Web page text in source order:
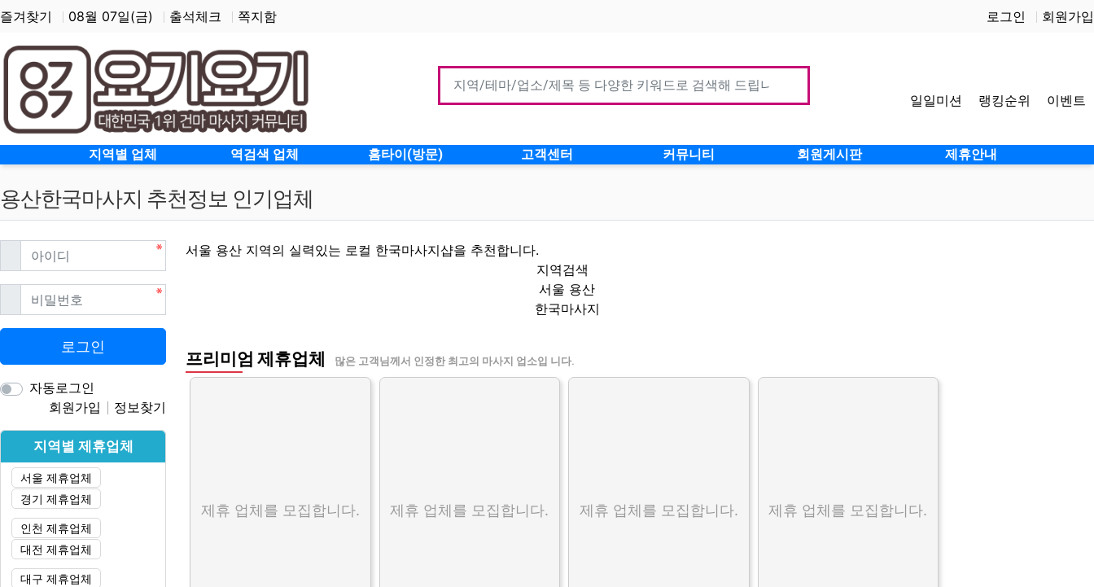
즐겨찾기 08월 07일(금) 출석체크 쪽지함 로그인 회원가입
일일미션 랭킹순위 이벤트
지역별 업체 역검색 업체 홈타이(방문) 고객센터 커뮤니티 회원게시판 제휴안내
용산한국마사지 추천정보 인기업체
서울 용산 지역의 실력있는 로컬 한국마사지샵을 추천합니다.
지역검색
서울 용산
한국마사지
프리미엄 제휴업체 많은 고객님께서 인정한 최고의 마사지 업소입 니다.
제휴 업체를 모집합니다. 제휴 업체를 모집합니다. 제휴 업체를 모집합니다. 제휴 업체를 모집합니다.
아이디필수
비밀번호필수
로그인
자동로그인
회원가입
정보찾기
지역별 제휴업체
서울 제휴업체
경기 제휴업체
인천 제휴업체
대전 제휴업체
대구 제휴업체